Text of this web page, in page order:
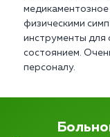
медикаментозное
физическими
инструменты для
состоянием.
персоналу.